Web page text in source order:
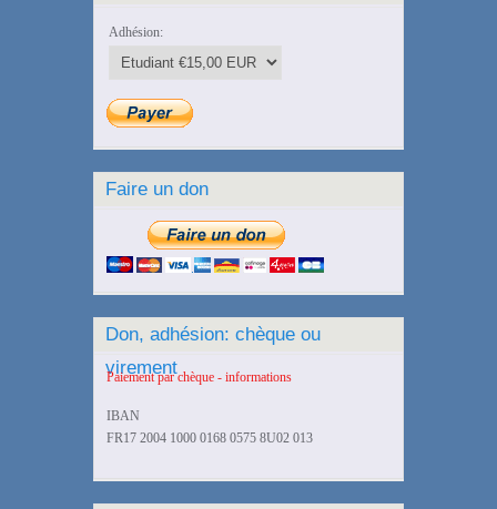
Adhésion:
Faire un don
Don, adhésion: chèque ou
virement
Paiement par chèque - informations
IBAN
FR17 2004 1000 0168 0575 8U02 013